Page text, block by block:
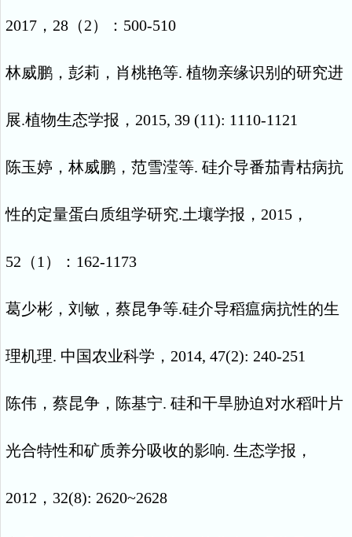
2017 ， 28 （2）： 500-510
林威鹏，彭莉，肖桃艳等. 植物亲缘识别的研究进
展.植物生态学报， 2015, 39 (11): 1110-1121
陈玉婷，林威鹏，范雪滢等. 硅介导番茄青枯病抗
性的定量蛋白质组学研究.土壤学报， 2015 ，
52 （1 ）： 162-1173
葛少彬，刘敏，蔡昆争等.硅介导稻瘟病抗性的生
理机理. 中国农业科学， 2014, 47(2): 240-251
陈伟，蔡昆争，陈基宁. 硅和干旱胁迫对水稻叶片
光合特性和矿质养分吸收的影响. 生态学报，
2012 ， 32(8): 2620~2628